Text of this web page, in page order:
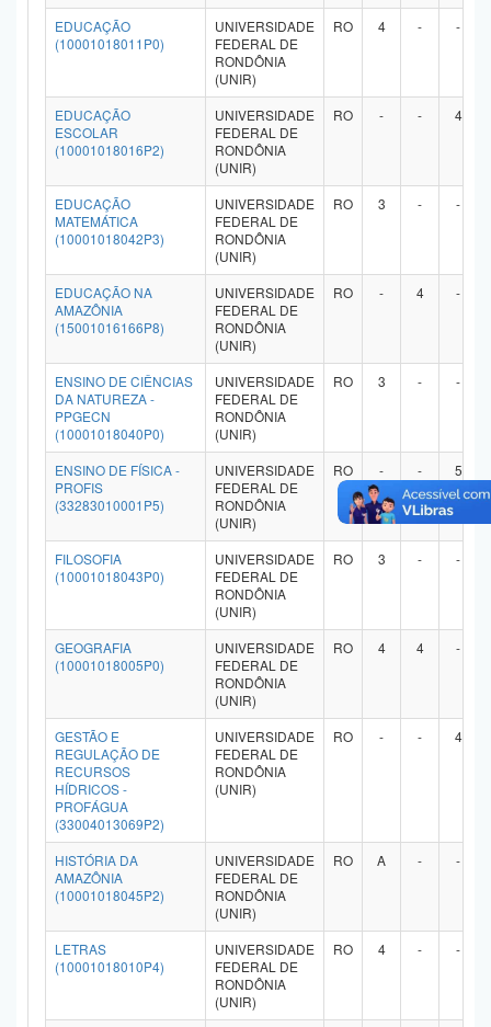
EDUCAÇÃO
(10001018011P0)
UNIVERSIDADE
FEDERAL DE
RONDÔNIA
(UNIR)
RO 4 - -
EDUCAÇÃO
ESCOLAR
(10001018016P2)
UNIVERSIDADE
FEDERAL DE
RONDÔNIA
(UNIR)
RO - - 4
EDUCAÇÃO
MATEMÁTICA
(10001018042P3)
UNIVERSIDADE
FEDERAL DE
RONDÔNIA
(UNIR)
RO 3 - -
EDUCAÇÃO NA
AMAZÔNIA
(15001016166P8)
UNIVERSIDADE
FEDERAL DE
RONDÔNIA
(UNIR)
RO - 4 -
ENSINO DE CIÊNCIAS
DA NATUREZA -
PPGECN
(10001018040P0)
UNIVERSIDADE
FEDERAL DE
RONDÔNIA
(UNIR)
RO 3 - -
ENSINO DE FÍSICA -
PROFIS
(33283010001P5)
UNIVERSIDADE
FEDERAL DE
RONDÔNIA
(UNIR)
RO - - 5
FILOSOFIA
(10001018043P0)
UNIVERSIDADE
FEDERAL DE
RONDÔNIA
(UNIR)
RO 3 - -
GEOGRAFIA
(10001018005P0)
UNIVERSIDADE
FEDERAL DE
RONDÔNIA
(UNIR)
RO 4 4 -
GESTÃO E
REGULAÇÃO DE
RECURSOS
HÍDRICOS -
PROFÁGUA
(33004013069P2)
UNIVERSIDADE
FEDERAL DE
RONDÔNIA
(UNIR)
RO - - 4
HISTÓRIA DA
AMAZÔNIA
(10001018045P2)
UNIVERSIDADE
FEDERAL DE
RONDÔNIA
(UNIR)
RO A - -
LETRAS
(10001018010P4)
UNIVERSIDADE
FEDERAL DE
RONDÔNIA
(UNIR)
RO 4 - -